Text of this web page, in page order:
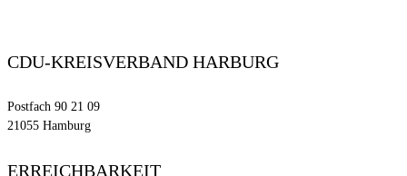
CDU-KREISVERBAND HARBURG
Postfach 90 21 09
21055 Hamburg
ERREICHBARKEIT